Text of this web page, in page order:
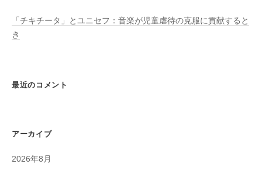
「チキチータ」とユニセフ：音楽が児童虐待の克服に貢献すると
き
最近のコメント
アーカイブ
2026年8月